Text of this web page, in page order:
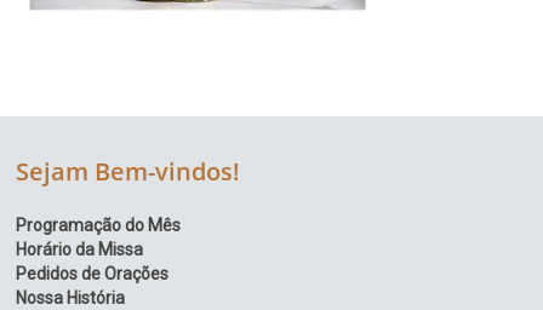
Sejam Bem-vindos!
Programação do Mês
Horário da Missa
Pedidos de Orações
Nossa História